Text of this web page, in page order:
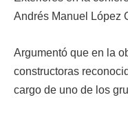
Andrés Manuel López
Argumentó que en la
constructoras
cargo de uno de los